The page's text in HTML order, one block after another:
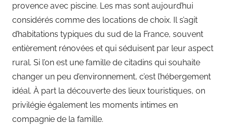
provence avec piscine. Les mas sont aujourd’hui
considérés comme des locations de choix. Il s’agit
d’habitations typiques du sud de la France, souvent
entièrement rénovées et qui séduisent par leur aspect
rural. Si l’on est une famille de citadins qui souhaite
changer un peu d’environnement, c’est l’hébergement
idéal. À part la découverte des lieux touristiques, on
privilégie également les moments intimes en
compagnie de la famille.